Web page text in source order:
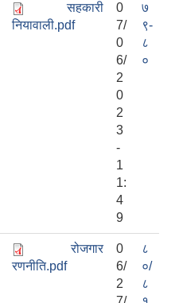
सहकारी
नियावाली.pdf
0
7/
0
6/
2
0
2
3
-
1
1:
4
9
७
९-
८
०
रोजगार
रणनीति.pdf
0
6/
2
८
०/
८